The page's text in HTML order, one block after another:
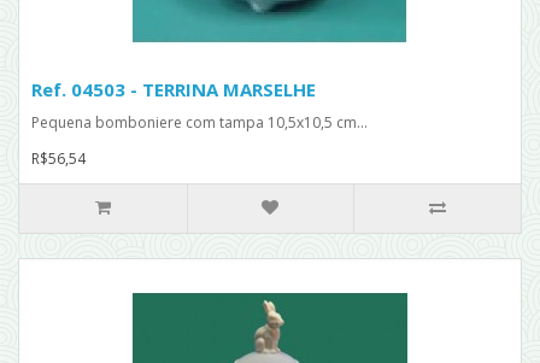
Ref. 04503 - TERRINA MARSELHE
Pequena bomboniere com tampa 10,5x10,5 cm...
R$56,54